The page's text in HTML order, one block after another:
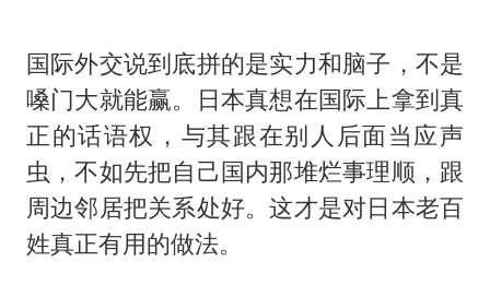
国际外交说到底拼的是实力和脑子，不是
嗓门大就能赢。日本真想在国际上拿到真
正的话语权，与其跟在别人后面当应声
虫，不如先把自己国内那堆烂事理顺，跟
周边邻居把关系处好。这才是对日本老百
姓真正有用的做法。